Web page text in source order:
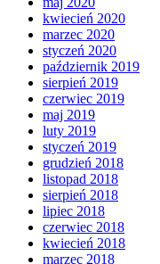
kwiecień 2020
marzec 2020
styczeń 2020
październik 2019
sierpień 2019
czerwiec 2019
maj 2019
luty 2019
styczeń 2019
grudzień 2018
listopad 2018
sierpień 2018
lipiec 2018
czerwiec 2018
kwiecień 2018
marzec 2018